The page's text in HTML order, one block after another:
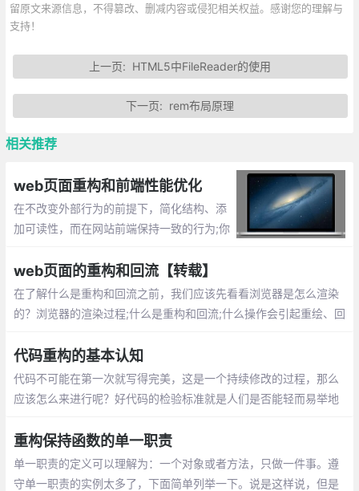
留原文来源信息，不得篡改、删减内容或侵犯相关权益。感谢您的理解与
支持！
上一页: HTML5中FileReader的使用
下一页: rem布局原理
相关推荐
web页面重构和前端性能优化
在不改变外部行为的前提下，简化结构、添
加可读性，而在网站前端保持一致的行为;你
请求次数：CSS Sprites, JS、CSS源码压
缩、图片大小控制合适
web页面的重构和回流【转载】
在了解什么是重构和回流之前，我们应该先看看浏览器是怎么渲染
的？浏览器的渲染过程;什么是重构和回流;什么操作会引起重绘、回
代码重构的基本认知
代码不可能在第一次就写得完美，这是一个持续修改的过程，那么
应该怎么来进行呢？好代码的检验标准就是人们是否能轻而易举地
重构保持函数的单一职责
单一职责的定义可以理解为：一个对象或者方法，只做一件事。遵
守单一职责的实例太多了，下面简单列举一下。说是这样说，但是